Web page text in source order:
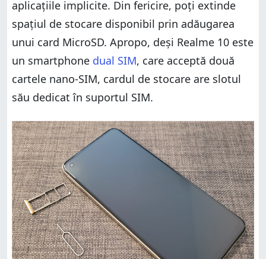
aplicațiile implicite. Din fericire, poți extinde
spațiul de stocare disponibil prin adăugarea
unui card MicroSD. Apropo, deși Realme 10 este
un smartphone dual SIM, care acceptă două
cartele nano-SIM, cardul de stocare are slotul
său dedicat în suportul SIM.